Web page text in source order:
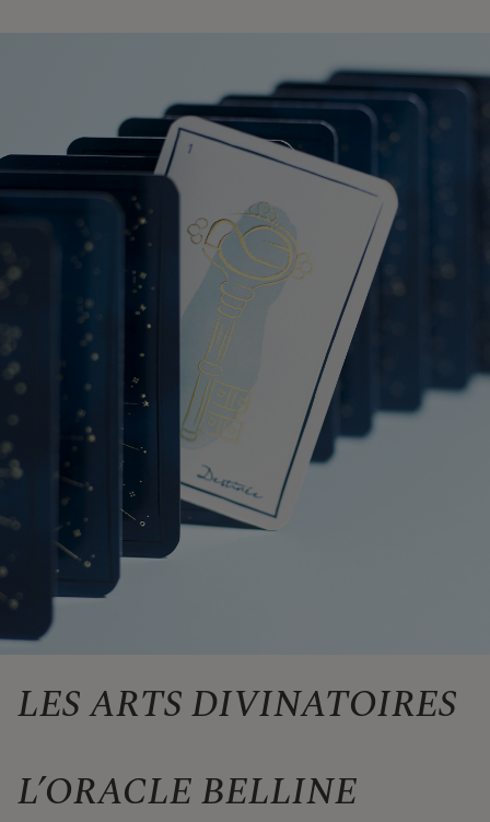
LES ARTS DIVINATOIRES
L’ORACLE BELLINE